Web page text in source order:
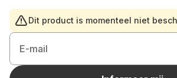
Dit product is momenteel niet
E-mail